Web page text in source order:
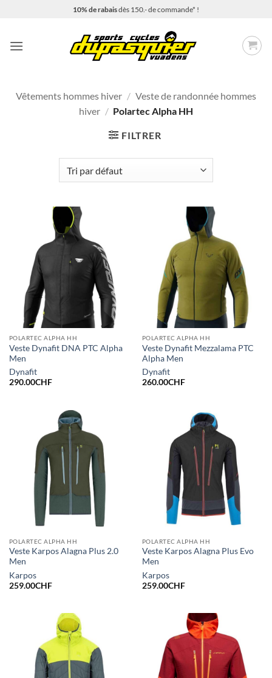
10% de rabaisdès 150.- de commande* !
Vêtements hommes hiver / Veste de randonnée hommes
hiver / Polartec Alpha HH
FILTRER
POLARTEC ALPHA HH
Veste Dynafit DNA PTC Alpha
Men
Dynafit
290.00CHF
POLARTEC ALPHA HH
Veste Dynafit Mezzalama PTC
Alpha Men
Dynafit
260.00CHF
POLARTEC ALPHA HH
Veste Karpos Alagna Plus 2.0
Men
Karpos
259.00CHF
POLARTEC ALPHA HH
Veste Karpos Alagna Plus Evo
Men
Karpos
259.00CHF